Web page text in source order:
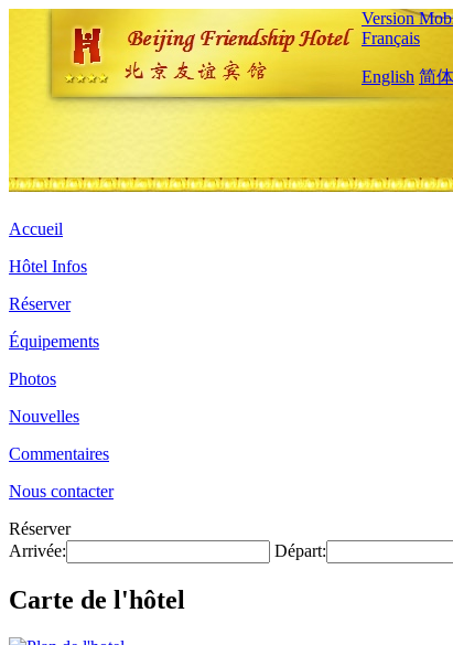
Version
Français
English 简
Accueil
Hôtel Infos
Réserver
Équipements
Photos
Nouvelles
Commentaires
Nous contacter
Réserver
Arrivée:
Départ:
Carte de l'hôtel